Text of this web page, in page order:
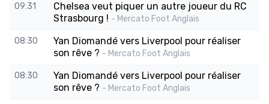
09:31
Chelsea veut piquer un autre joueur du RC
Strasbourg ! - Mercato Foot Anglais
08:30
Yan Diomandé vers Liverpool pour réaliser
son rêve ? - Mercato Foot Anglais
08:30
Yan Diomandé vers Liverpool pour réaliser
son rêve ? - Mercato Foot Anglais